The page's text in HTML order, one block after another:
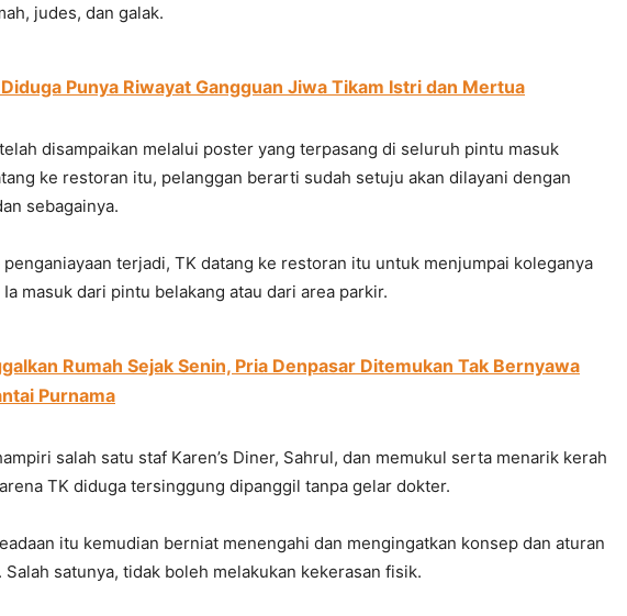
judes, dan galak.
Punya Riwayat Gangguan Jiwa Tikam Istri dan Mertua
disampaikan melalui poster yang terpasang di seluruh pintu masuk
ke restoran itu, pelanggan berarti sudah setuju akan dilayani dengan
sebagainya.
terjadi, TK datang ke restoran itu untuk menjumpai koleganya
masuk dari pintu belakang atau dari area parkir.
Rumah Sejak Senin, Pria Denpasar Ditemukan Tak Bernyawa
Purnama
salah satu staf Karen’s Diner, Sahrul, dan memukul serta menarik kerah
TK diduga tersinggung dipanggil tanpa gelar dokter.
itu kemudian berniat menengahi dan mengingatkan konsep dan aturan
satunya, tidak boleh melakukan kekerasan fisik.